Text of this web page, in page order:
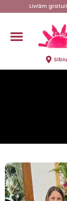
Livrăm gratuit